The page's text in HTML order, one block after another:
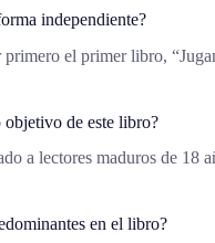
independiente?
primero el primer libro,
de este libro?
a lectores maduros de 18
en el libro?